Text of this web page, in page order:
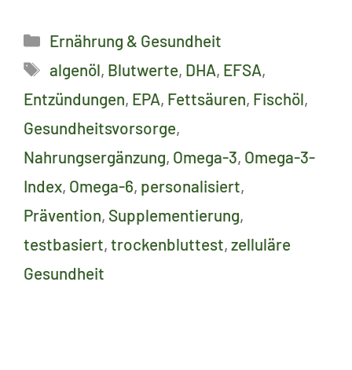
Kategorien
Ernährung & Gesundheit
Schlagwörter
algenöl, Blutwerte, DHA, EFSA,
Entzündungen, EPA, Fettsäuren, Fischöl,
Gesundheitsvorsorge,
Nahrungsergänzung, Omega-3, Omega-3-
Index, Omega-6, personalisiert,
Prävention, Supplementierung,
testbasiert, trockenbluttest, zelluläre
Gesundheit